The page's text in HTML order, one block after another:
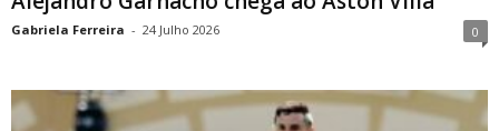
Gabriela Ferreira - 24 Julho 2026 0